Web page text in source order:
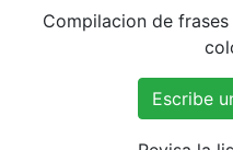
Compilacion de
Escribe